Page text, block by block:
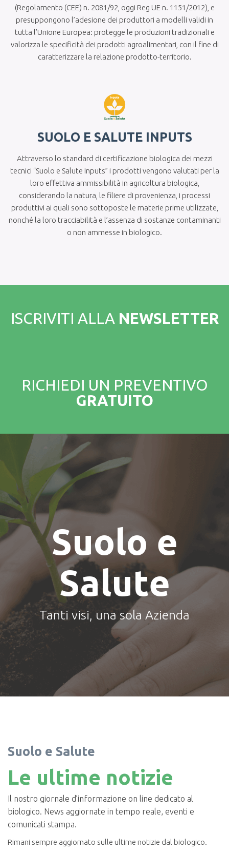
(Regolamento (CEE) n. 2081/92, oggi Reg UE n. 1151/2012), e
presuppongono l’adesione dei produttori a modelli validi in
tutta l’Unione Europea: protegge le produzioni tradizionali e
valorizza le specificità dei prodotti agroalimentari, con il fine di
caratterizzare la relazione prodotto-territorio.
SUOLO E SALUTE INPUTS
Attraverso lo standard di certificazione biologica dei mezzi
tecnici “Suolo e Salute Inputs” i prodotti vengono valutati per la
loro effettiva ammissibilità in agricoltura biologica,
considerando la natura, le filiere di provenienza, i processi
produttivi ai quali sono sottoposte le materie prime utilizzate,
nonché la loro tracciabilità e l’assenza di sostanze contaminanti
o non ammesse in biologico.
ISCRIVITI ALLA NEWSLETTER
RICHIEDI UN PREVENTIVO
GRATUITO
Suolo e
Salute
Tanti visi, una sola Azienda
Suolo e Salute
Le ultime notizie
Il nostro giornale d’informazione on line dedicato al
biologico. News aggiornate in tempo reale, eventi e
comunicati stampa.
Rimani sempre aggiornato sulle ultime notizie dal biologico.